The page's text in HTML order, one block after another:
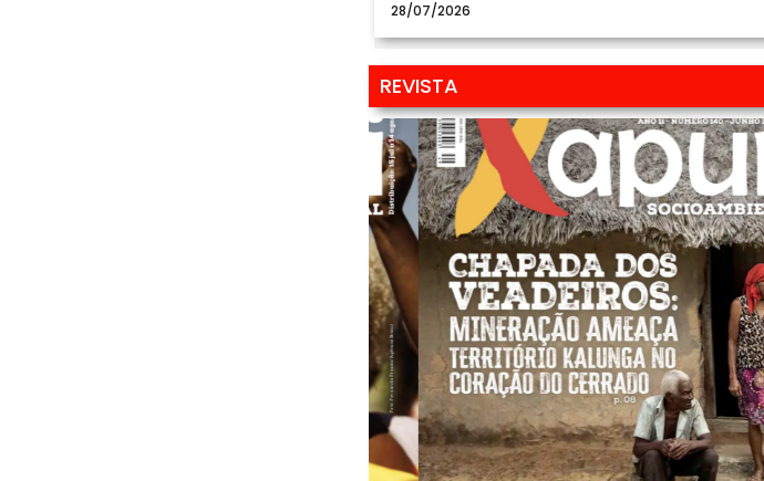
28/07/2026
REVISTA